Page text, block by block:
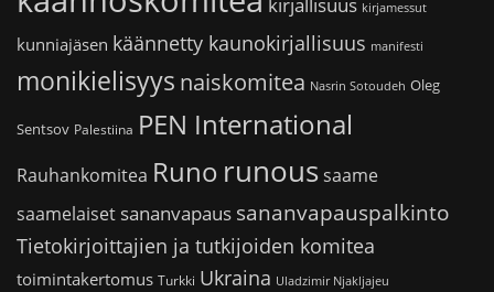
kirjamessut
kunniajäsen käännetty kaunokirjallisuus manifesti
monikielisyys naiskomitea Nasrin Sotoudeh Oleg
Sentsov Palestiina PEN International
Rauhankomitea Runo runoussaame
saamelaiset sananvapaus sananvapauspalkinto
Tietokirjoittajien ja tutkijoiden komitea
toimintakertomus Turkki Ukraina Uladzimir Njakljajeu